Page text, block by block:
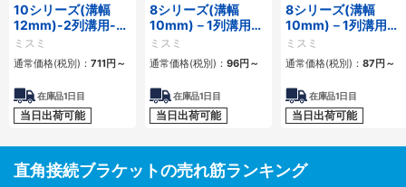
10シリーズ(溝幅
12mm)-2列溝用-突
起付反転ブラケット
ミスミ
通常価格(税別)： 711円～
在庫品1日目
当日出荷可能
8シリーズ(溝幅
10mm)－1列溝用－
突起付反転ブラケッ
ト
ミスミ
通常価格(税別)： 96円～
在庫品1日目
当日出荷可能
8シリーズ(溝幅
10mm)－1列溝用－
突起付ブラケット
ミスミ
通常価格(税別)： 87円～
在庫品1日目
当日出荷可能
直角接続ブラケットの売れ筋ランキング